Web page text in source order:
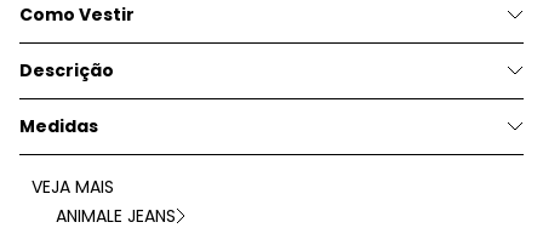
Como Vestir
Descrição
Medidas
VEJA MAIS
ANIMALE JEANS